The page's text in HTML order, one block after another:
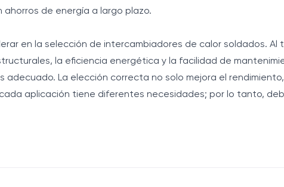
ahorros de energía a largo plazo.
en la selección de intercambiadores de calor soldados. Al
la eficiencia energética y la facilidad de
adecuado. La elección correcta no solo mejora el
aplicación tiene diferentes necesidades; por lo tanto,